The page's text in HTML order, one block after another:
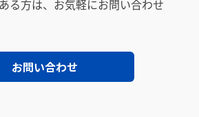
る方は、お気軽にお問い合わせ
お問い合わせ